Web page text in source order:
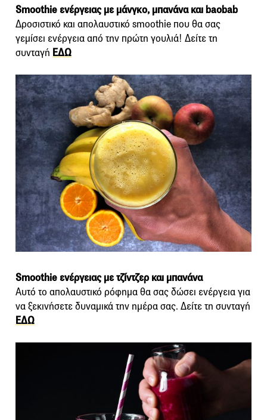
Smoothie ενέργειας με μάνγκο, μπανάνα και baobab
Δροσιστικό και απολαυστικό smoothie που θα σας
γεμίσει ενέργεια από την πρώτη γουλιά! Δείτε τη
συνταγή ΕΔΩ
Smoothie ενέργειας με τζίντζερ και μπανάνα
Αυτό το απολαυστικό ρόφημα θα σας δώσει ενέργεια για
να ξεκινήσετε δυναμικά την ημέρα σας. Δείτε τη συνταγή
ΕΔΩ